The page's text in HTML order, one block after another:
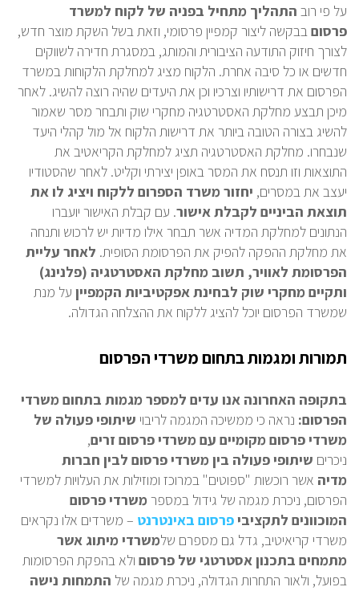
על פי רוב התהליך מתחיל בפניה של לקוח למשרד
פרסוםבבקשה ליצור קמפיין פרסומי, וזאת בשל השקת מוצר חדש,
לצורך חיזוק התודעה הציבורית והמותג, במסגרת חדירה לשווקים
חדשים או כל סיבה אחרת. הלקוח מציג למחלקת הלקוחות במשרד
הפרסום את דרישותיו וצרכיו וכן את היעדים שהיה רוצה להשיג. לאחר
מיכן תבצע מחלקת האסטרטגיה מחקרי שוק ותבחר מסר שאמור
להשיג בצורה הטובה ביותר את דרישות הלקוח אל מול קהלי היעד
שנבחרו. מחלקת האסטרטגיה תציג למחלקת הקריאטיב את
התוצאות וזו תנסח את המסר באופן יצירתי וקליט. לאחר שהסטודיו
יעצב את במסרים, יחזור משרד הספרום ללקוח ויציג לו את
תוצאת הביניים לקבלת אישור. עם קבלת האישור יועברו
הנתונים למחלקת המדיה אשר תבחר אילו מדיות יש לרכוש ותנחה
את מחלקת ההפקה להפיק את הפרסומת הסופית. לאחר עליית
הפרסומת לאוויר, תשוב מחלקת האסטרטגיה (פלנינג)
ותקיים מחקרי שוק לבחינת אפקטיביות הקמפיין על מנת
שמשרד הפרסום יוכל להציג ללקוח את ההצלחה הגדולה.
תמורות ומגמות בתחום משרדי הפרסום
בתקופה האחרונה אנו עדים למספר מגמות בתחום משרדי
הפרסום: נראה כי ממשיכה המגמה לריבוי שיתופי פעולה של
משרדי פרסום מקומיים עם משרדי פרסום זרים,
ניכרים שיתופי פעולה בין משרדי פרסום לבין חברות
מדיה אשר רוכשות "ספוטים" במרוכז ומוזילות את העלויות למשרדי
הפרסום, ניכרת מגמה של גידול במספר משרדי פרסום
המוכוונים לתקציביפרסום באינטרנט – משרדים אלו נקראים
משרדי קריאיטיב, גדל גם מספרם שלמשרדי מיתוג אשר
מתמחים בתכנון אסטרטגי של פרסום ולא בהפקת הפרסומות
בפועל, ולאור התחרות הגדולה, ניכרת מגמה של התמחות נישה